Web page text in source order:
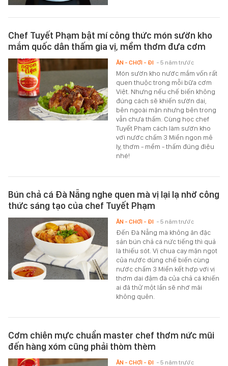
Chef Tuyết Phạm bật mí công thức món sườn kho
mắm quốc dân thấm gia vị, mềm thơm đưa cơm
Món sườn kho nước mắm vốn rất
quen thuộc trong mỗi bữa cơm
Việt. Nhưng nếu chế biến không
đúng cách sẽ khiến sườn dai,
bên ngoài mặn nhưng bên trong
vẫn chưa thấm. Cùng học chef
Tuyết Phạm cách làm sườn kho
với nước chấm 3 Miền ngon mê
ly, thơm - mềm - thấm đúng điệu
nhé!
ĂN - CHƠI - ĐI - 5 năm trước
Bún chả cá Đà Nẵng nghe quen mà vị lại lạ nhờ công
thức sáng tạo của chef Tuyết Phạm
Đến Đà Nẵng mà không ăn đặc
sản bún chả cá nức tiếng thì quả
là thiếu sót. Vị chua cay mặn ngọt
của nước dùng chế biến cùng
nước chấm 3 Miền kết hợp với vị
thơm dai đậm đà của chả cá khiến
ai đã thử một lần sẽ nhớ mãi
không quên.
ĂN - CHƠI - ĐI - 5 năm trước
Cơm chiên mực chuẩn master chef thơm nức mũi
đến hàng xóm cũng phải thòm thèm
ĂN - CHƠI - ĐI - 5 năm trước